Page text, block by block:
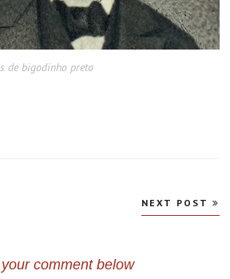
de bigodinho preto
NEXT POST
comment below